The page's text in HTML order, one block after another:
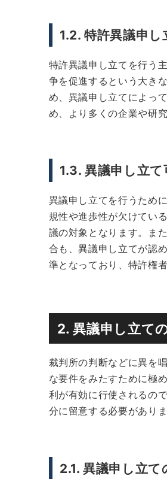
1.2. 特許異議申
特許異議申し立てを行う
争を促進するという大き
め、異議申し立てによっ
め、より多くの企業や研
1.3. 異議申し立
異議申し立てを行うため
規性や進歩性が欠けてい
議の対象となります。ま
合も、異議申し立てが認
準となっており、特許権
2. 異議申し立て
裁判所の判断などに異を
な要件をみたすために極
利が有効に行使されるの
分に留意する必要がありま
2.1. 異議申し立て